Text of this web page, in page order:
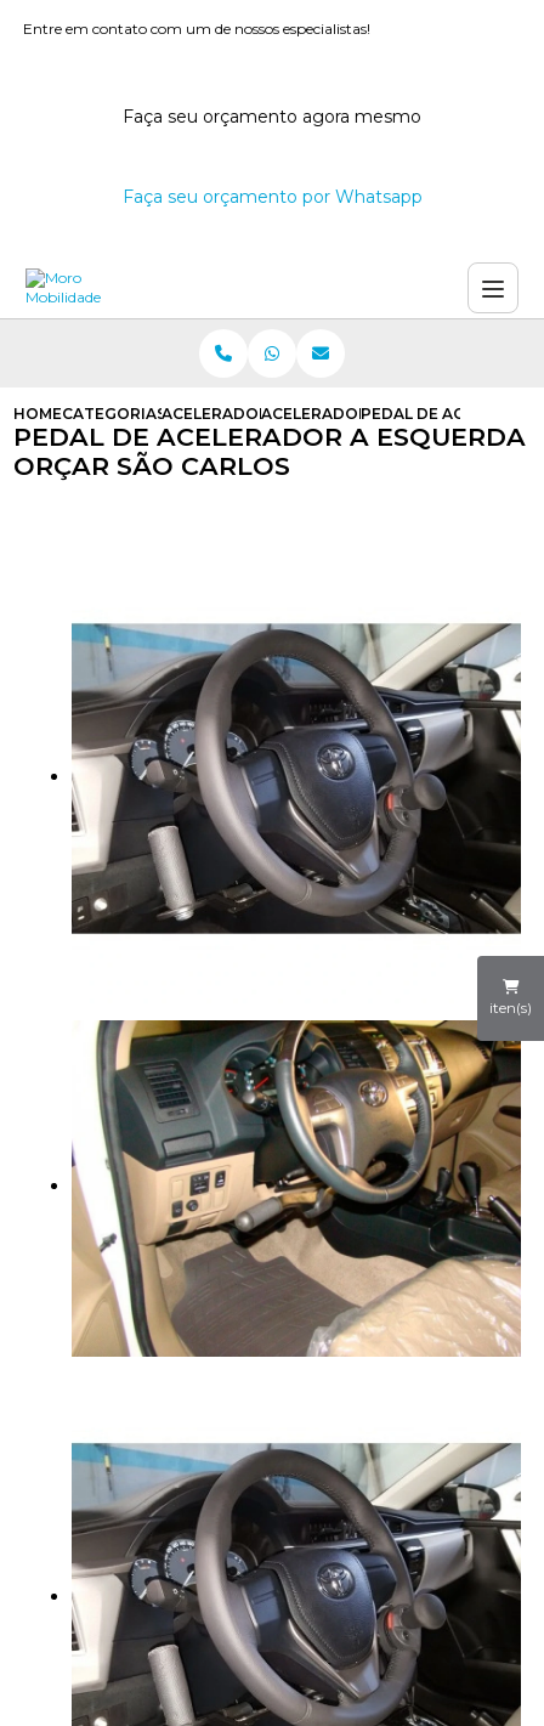
Entre em contato com um de nossos especialistas!
Faça seu orçamento agora mesmo
Faça seu orçamento por Whatsapp
iten(s)
HOMECATEGORIASACELERADORES A ESQUERDA
ACELERADOR NA ESQUERDA
PEDAL DE
PEDAL DE ACELERADOR A ESQUERDA
ORÇAR SÃO CARLOS